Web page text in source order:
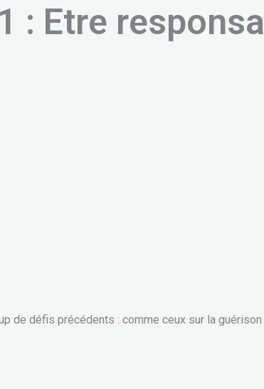
: Etre
de défis précédents : comme ceux sur la guérison